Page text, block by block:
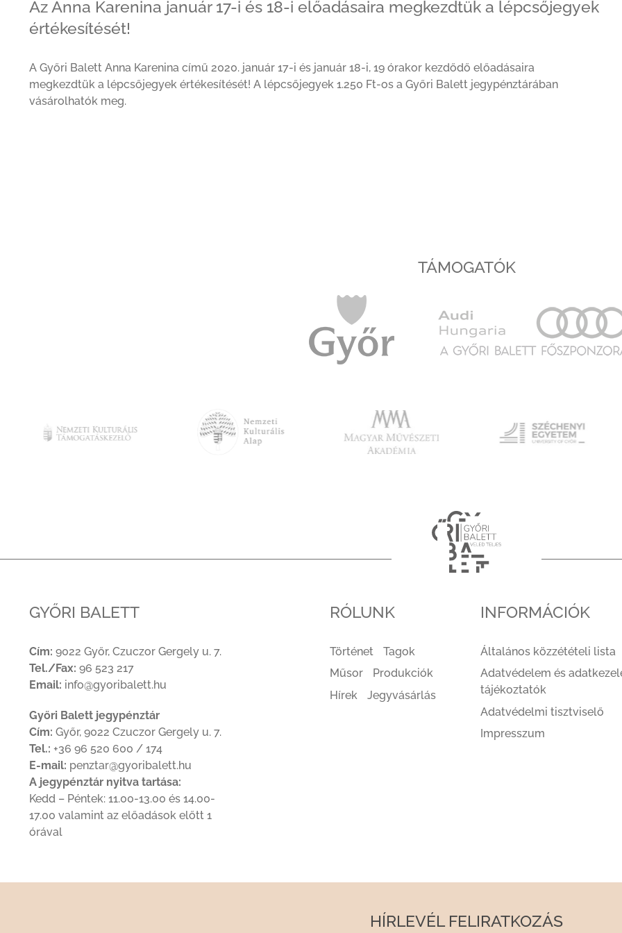
Az Anna Karenina január 17-i és 18-i előadásaira megkezdtük a lépcsőjegyek
értékesítését!
A Győri Balett Anna Karenina című 2020. január 17-i és január 18-i, 19 órakor kezdődő előadásaira
megkezdtük a lépcsőjegyek értékesítését! A lépcsőjegyek 1.250 Ft-os a Győri Balett jegypénztárában
vásárolhatók meg.
TÁMOGATÓK
GYŐRI BALETT
Cím: 9022 Győr, Czuczor Gergely u. 7.
Tel./Fax: 96 523 217
Email: info@gyoribalett.hu
Győri Balett jegypénztár
Cím: Győr, 9022 Czuczor Gergely u. 7.
Tel.: +36 96 520 600 / 174
E-mail: penztar@gyoribalett.hu
A jegypénztár nyitva tartása:
Kedd – Péntek: 11.00-13.00 és 14.00-
17.00 valamint az előadások előtt 1
órával
RÓLUNK
Történet
Tagok
Műsor
Produkciók
Hírek
Jegyvásárlás
INFORMÁCIÓK
Általános közzétételi lista
Adatvédelem és
tájékoztatók
Adatvédelmi tisztviselő
Impresszum
HÍRLEVÉL FELIRATKOZÁS